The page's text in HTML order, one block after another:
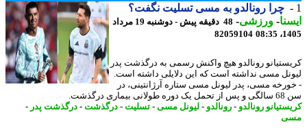
چرا رونالدو به مسی تسلیت نگفت؟
-ورزشی-
48 دقیقه پیش - دوشنبه 19 مرداد
82059104
رونالدو هیچ واکنش رسمی به درگذشت پدر
مسی نداشته است که این دلایلی داشته است.
مسی، پدر لیونل مسی ستاره آرژانتینی، در
رونالدو-رونالدو-لیونل مسی-تسلیت-درگذشت-درگذشت پدر-